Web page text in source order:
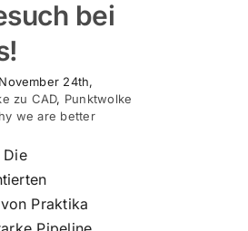
bei
November 24th,
zu CAD, Punktwolke
we are better
Die
Praktika
Ihre Auswahl